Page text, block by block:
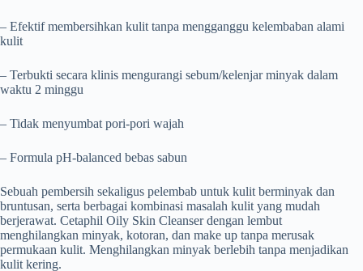
– Efektif membersihkan kulit tanpa mengganggu kelembaban alami
kulit
– Terbukti secara klinis mengurangi sebum/kelenjar minyak dalam
waktu 2 minggu
– Tidak menyumbat pori-pori wajah
– Formula pH-balanced bebas sabun
Sebuah pembersih sekaligus pelembab untuk kulit berminyak dan
bruntusan, serta berbagai kombinasi masalah kulit yang mudah
berjerawat. Cetaphil Oily Skin Cleanser dengan lembut
menghilangkan minyak, kotoran, dan make up tanpa merusak
permukaan kulit. Menghilangkan minyak berlebih tanpa menjadikan
kulit kering.